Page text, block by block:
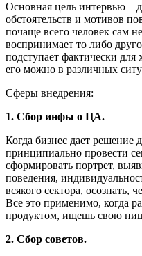
Основная цель интервью –
обстоятельств и мотивов
почаще всего человек сам
воспринимает то либо
подступает фактически для
его можно в различных
Сферы внедрения:
1. Сбор инфы о ЦА.
Когда бизнес дает решение
принципиально провести
сформировать портрет,
поведения,
всякого сектора, осознать,
Все это применимо, когда
продуктом, ищешь свою
2. Сбор советов.